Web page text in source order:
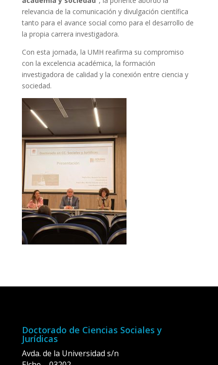
relevancia de la comunicación y divulgación científica
tanto para el avance social como para el desarrollo de
la propia carrera investigadora.
Con esta jornada, la UMH reafirma su compromiso
con la excelencia académica, la formación
investigadora de calidad y la conexión entre ciencia y
sociedad.
Doctorado de Ciencias Sociales y
Jurídicas
Avda. de la Universidad s/n